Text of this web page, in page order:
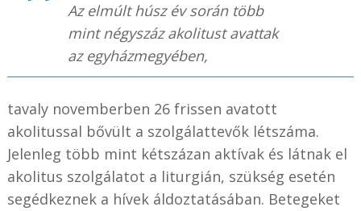
Az elmúlt húsz év során több
mint négyszáz akolitust avattak
az egyházmegyében,
tavaly novemberben 26 frissen avatott
akolitussal bővült a szolgálattevők létszáma.
Jelenleg több mint kétszázan aktívak és látnak el
akolitus szolgálatot a liturgián, szükség esetén
segédkeznek a hívek áldoztatásában. Betegeket